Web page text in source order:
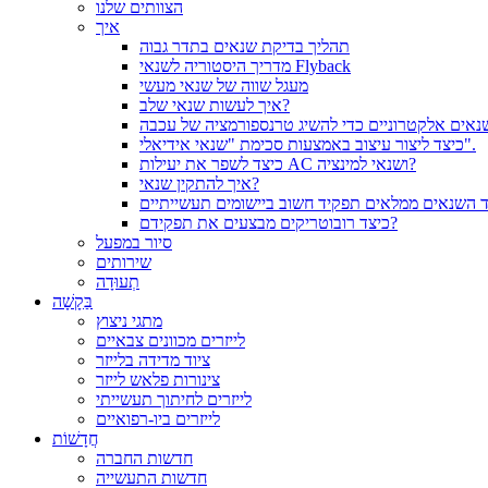
הצוותים שלנו
איך
תהליך בדיקת שנאים בתדר גבוה
מדריך היסטוריה לשנאי Flyback
מעגל שווה של שנאי מעשי
איך לעשות שנאי שלב?
אלקטרוניים כדי להשיג טרנספורמציה של עכבה
כיצד ליצור עיצוב באמצעות סכימת "שנאי אידיאלי".
כיצד לשפר את יעילות AC ושנאי למינציה?
איך להתקין שנאי?
כיצד רובוטריקים מבצעים את תפקידם?
סיור במפעל
שירותים
תְעוּדָה
בַּקָשָׁה
מתגי ניצוץ
לייזרים מכוונים צבאיים
ציוד מדידה בלייזר
צינורות פלאש לייזר
לייזרים לחיתוך תעשייתי
לייזרים ביו-רפואיים
חֲדָשׁוֹת
חדשות החברה
חדשות התעשייה